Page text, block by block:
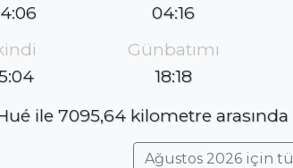
04:16
Günbatımı
18:18
ile 7095,64 kilometre
Ağustos 2026 için